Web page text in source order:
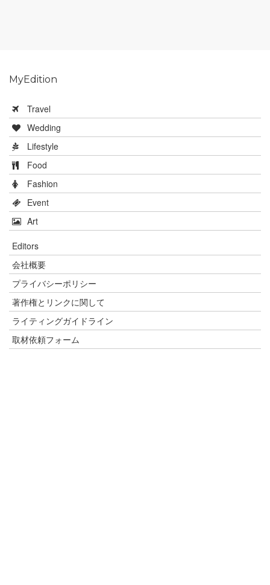
MyEdition
Travel
Wedding
Lifestyle
Food
Fashion
Event
Art
Editors
会社概要
プライバシーポリシー
著作権とリンクに関して
ライティングガイドライン
取材依頼フォーム